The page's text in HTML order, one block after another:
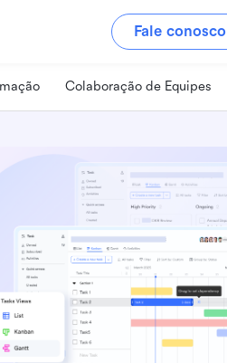
Fale conosco
Colaboração de Equipes